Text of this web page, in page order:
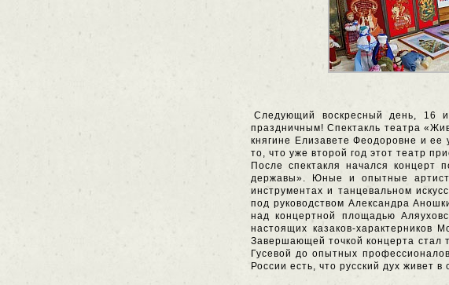
Следующий воскресный день, 16
праздничным! Спектакль театра
княгине Елизавете Феодоровне и
то, что уже второй год этот театр
После спектакля начался концерт
державы». Юные и опытные
инструментах и танцевальном
под руководством Александра
над концертной площадью
настоящих казаков-характерников
Завершающей точкой концерта стал
Гусевой до опытных
России есть, что русский дух живет